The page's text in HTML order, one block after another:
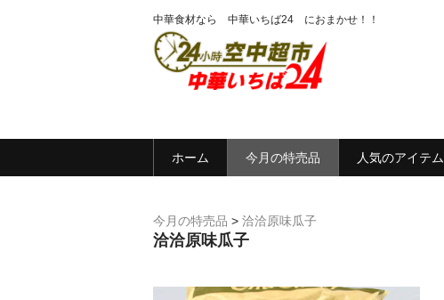
中華食材なら 中華いちば24 におまかせ！！
ホーム 今月の特売品 人気のアイテム
今月の特売品 > 洽洽原味瓜子
洽洽原味瓜子